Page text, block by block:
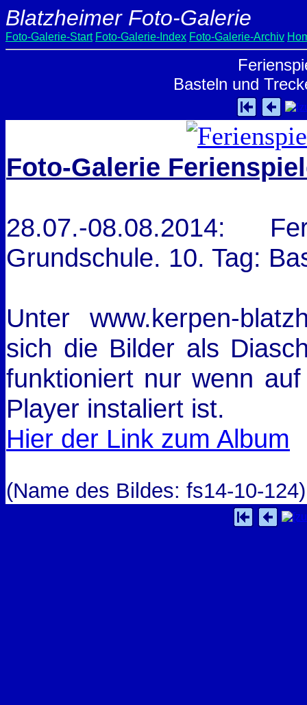
Blatzheimer Foto-Galerie
Foto-Galerie-Start Foto-Galerie-Index Foto-Galerie-Archiv
Basteln und
Foto-Galerie
28.07.-08.08.2014:
Grundschule. 10. Tag:
Unter www.kerpen-
sich die Bilder als
funktioniert nur wenn
Player instaliert ist.
Hier der Link zum Album
(Name des Bildes: fs14-10-124)